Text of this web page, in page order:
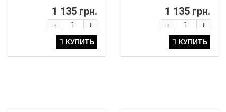
1 135 грн.
+
-
1 135 грн.
+
-